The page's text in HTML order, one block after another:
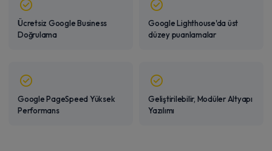
Ücretsiz Google Business
Doğrulama
Google Lighthouse'da üst
düzey puanlamalar
Google PageSpeed Yüksek
Performans
Geliştirilebilir, Modüler Altyapı
Yazılımı